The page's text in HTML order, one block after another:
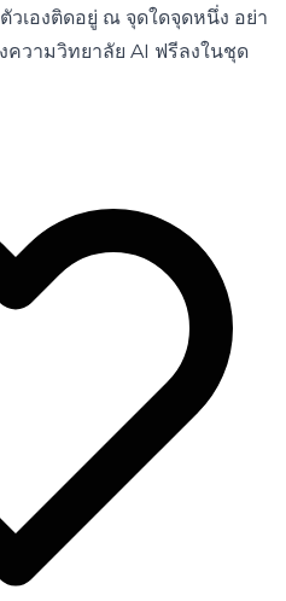
เองติดอยู่ ณ จุดใดจุดหนึ่ง อย่า
ความวิทยาลัย AI ฟรีลงในชุด